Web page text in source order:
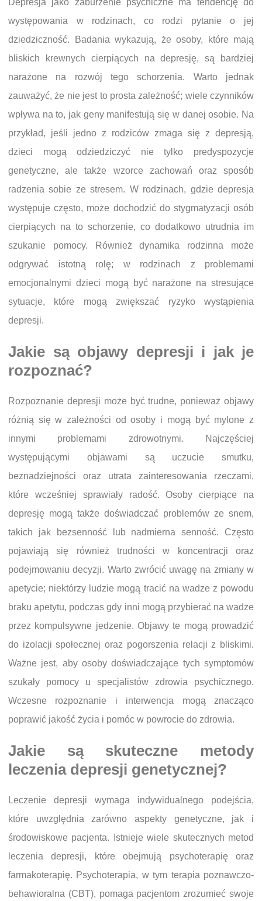
występowania w rodzinach, co rodzi pytanie o jej
dziedziczność. Badania wykazują, że osoby, które mają
bliskich krewnych cierpiących na depresję, są bardziej
narażone na rozwój tego schorzenia. Warto jednak
zauważyć, że nie jest to prosta zależność; wiele czynników
wpływa na to, jak geny manifestują się w danej osobie. Na
przykład, jeśli jedno z rodziców zmaga się z depresją,
dzieci mogą odziedziczyć nie tylko predyspozycje
genetyczne, ale także wzorce zachowań oraz sposób
radzenia sobie ze stresem. W rodzinach, gdzie depresja
występuje często, może dochodzić do stygmatyzacji osób
cierpiących na to schorzenie, co dodatkowo utrudnia im
szukanie pomocy. Również dynamika rodzinna może
odgrywać istotną rolę; w rodzinach z problemami
emocjonalnymi dzieci mogą być narażone na stresujące
sytuacje, które mogą zwiększać ryzyko wystąpienia
depresji.
Jakie są objawy depresji i jak je
rozpoznać?
Rozpoznanie depresji może być trudne, ponieważ objawy
różnią się w zależności od osoby i mogą być mylone z
innymi problemami zdrowotnymi. Najczęściej
występującymi objawami są uczucie smutku,
beznadziejności oraz utrata zainteresowania rzeczami,
które wcześniej sprawiały radość. Osoby cierpiące na
depresję mogą także doświadczać problemów ze snem,
takich jak bezsenność lub nadmierna senność. Często
pojawiają się również trudności w koncentracji oraz
podejmowaniu decyzji. Warto zwrócić uwagę na zmiany w
apetycie; niektórzy ludzie mogą tracić na wadze z powodu
braku apetytu, podczas gdy inni mogą przybierać na wadze
przez kompulsywne jedzenie. Objawy te mogą prowadzić
do izolacji społecznej oraz pogorszenia relacji z bliskimi.
Ważne jest, aby osoby doświadczające tych symptomów
szukały pomocy u specjalistów zdrowia psychicznego.
Wczesne rozpoznanie i interwencja mogą znacząco
poprawić jakość życia i pomóc w powrocie do zdrowia.
Jakie są skuteczne metody
leczenia depresji genetycznej?
Leczenie depresji wymaga indywidualnego podejścia,
które uwzględnia zarówno aspekty genetyczne, jak i
środowiskowe pacjenta. Istnieje wiele skutecznych metod
leczenia depresji, które obejmują psychoterapię oraz
farmakoterapię. Psychoterapia, w tym terapia poznawczo-
behawioralna (CBT), pomaga pacjentom zrozumieć swoje